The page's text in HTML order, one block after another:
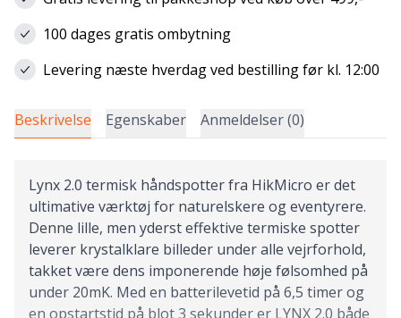
100 dages gratis ombytning
Levering næste hverdag ved bestilling før kl. 12:00
Beskrivelse Egenskaber Anmeldelser (0)
Lynx 2.0 termisk håndspotter fra HikMicro er det
ultimative værktøj for naturelskere og eventyrere.
Denne lille, men yderst effektive termiske spotter
leverer krystalklare billeder under alle vejrforhold,
takket være dens imponerende høje følsomhed på
under 20mK. Med en batterilevetid på 6,5 timer og
en opstartstid på blot 3 sekunder er LYNX 2.0 både